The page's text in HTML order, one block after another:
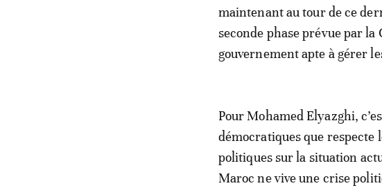
maintenant au tour de ce
seconde phase prévue par
gouvernement apte à gérer
Pour Mohamed Elyazghi,
démocratiques que respecte
politiques sur la situation
Maroc ne vive une crise